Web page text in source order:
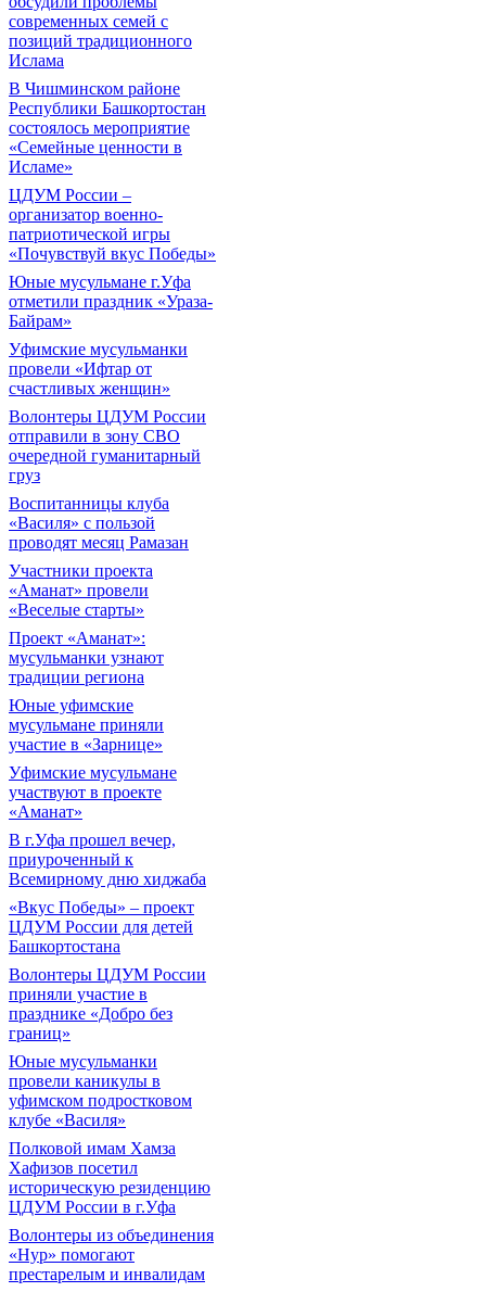
современных семей с
позиций традиционного
Ислама
В Чишминском районе
Республики Башкортостан
состоялось мероприятие
«Семейные ценности в
Исламе»
ЦДУМ России –
организатор военно-
патриотической игры
«Почувствуй вкус Победы»
Юные мусульмане г.Уфа
отметили праздник «Ураза-
Байрам»
Уфимские мусульманки
провели «Ифтар от
счастливых женщин»
Волонтеры ЦДУМ России
отправили в зону СВО
очередной гуманитарный
груз
Воспитанницы клуба
«Василя» с пользой
проводят месяц Рамазан
Участники проекта
«Аманат» провели
«Веселые старты»
Проект «Аманат»:
мусульманки узнают
традиции региона
Юные уфимские
мусульмане приняли
участие в «Зарнице»
Уфимские мусульмане
участвуют в проекте
«Аманат»
В г.Уфа прошел вечер,
приуроченный к
Всемирному дню хиджаба
«Вкус Победы» – проект
ЦДУМ России для детей
Башкортостана
Волонтеры ЦДУМ России
приняли участие в
празднике «Добро без
границ»
Юные мусульманки
провели каникулы в
уфимском подростковом
клубе «Василя»
Полковой имам Хамза
Хафизов посетил
историческую резиденцию
ЦДУМ России в г.Уфа
Волонтеры из объединения
«Нур» помогают
престарелым и инвалидам